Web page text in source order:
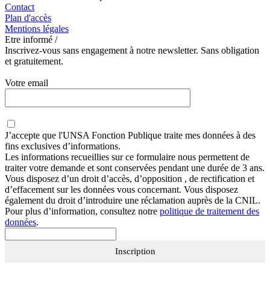
Contact
Plan d'accès
Mentions légales
Etre informé /
Inscrivez-vous sans engagement à notre newsletter. Sans obligation
et gratuitement.
Votre email
J’accepte que l'UNSA Fonction Publique traite mes données à des
fins exclusives d’informations.
Les informations recueillies sur ce formulaire nous permettent de
traiter votre demande et sont conservées pendant une durée de 3 ans.
Vous disposez d’un droit d’accès, d’opposition , de rectification et
d’effacement sur les données vous concernant. Vous disposez
également du droit d’introduire une réclamation auprès de la CNIL.
Pour plus d’information, consultez notre politique de traitement des
données.
Inscription